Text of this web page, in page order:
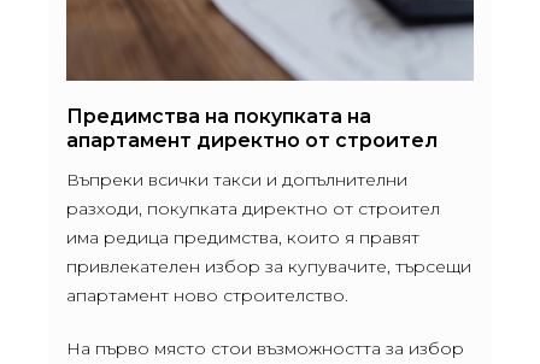
Предимства на покупката на
апартамент директно от строител
Въпреки всички такси и допълнителни
разходи, покупката директно от строител
има редица предимства, които я правят
привлекателен избор за купувачите, търсещи
апартамент ново строителство.
На първо място стои възможността за избор